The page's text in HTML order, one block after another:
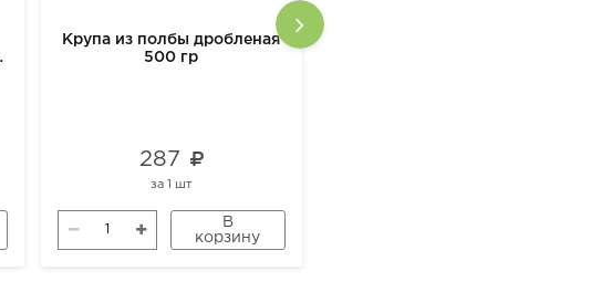
Крупа из полбы дробленая
500 гр
287
за 1 шт
В
корзину